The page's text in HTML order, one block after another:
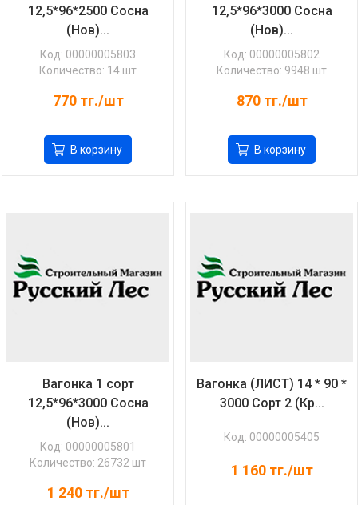
12,5*96*2500 Сосна
(Нов)...
Код: 00000005803
Количество: 14 шт
770тг./шт
В корзину
12,5*96*3000 Сосна
(Нов)...
Код: 00000005802
Количество: 9948 шт
870тг./шт
В корзину
Вагонка 1 сорт
12,5*96*3000 Сосна
(Нов)...
Код: 00000005801
Количество: 26732 шт
1 240тг./шт
Вагонка (ЛИСТ) 14 * 90 *
3000 Сорт 2 (Кр...
Код: 00000005405
1 160тг./шт